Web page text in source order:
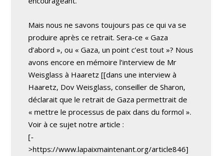
Mais nous ne savons toujours pas ce qui va se
produire après ce retrait. Sera-ce « Gaza
d’abord », ou « Gaza, un point c’est tout »? Nous
avons encore en mémoire l’interview de Mr
Weisglass à Haaretz [[dans une interview à
Haaretz, Dov Weisglass, conseiller de Sharon,
déclarait que le retrait de Gaza permettrait de
« mettre le processus de paix dans du formol ».
Voir à ce sujet notre article :
[-
>https://www.lapaixmaintenant.org/article846]